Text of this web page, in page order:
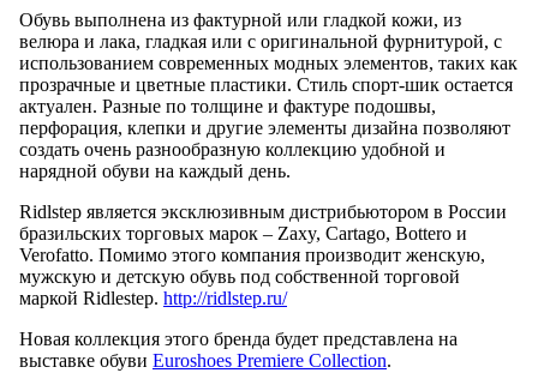
Обувь выполнена из фактурной или гладкой кожи, из
велюра и лака, гладкая или с оригинальной фурнитурой, с
использованием современных модных элементов, таких как
прозрачные и цветные пластики. Стиль спорт-шик остается
актуален. Разные по толщине и фактуре подошвы,
перфорация, клепки и другие элементы дизайна позволяют
создать очень разнообразную коллекцию удобной и
нарядной обуви на каждый день.
Ridlstep является эксклюзивным дистрибьютором в России
бразильских торговых марок – Zaxy, Cartago, Bottero и
Verofatto. Помимо этого компания производит женскую,
мужскую и детскую обувь под собственной торговой
маркой Ridlestep. http://ridlstep.ru/
Новая коллекция этого бренда будет представлена на
выставке обуви Euroshoes Premiere Collection.